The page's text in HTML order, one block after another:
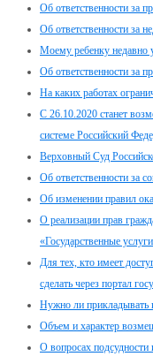
Об ответственности за
Об ответственности за
Моему ребенку недавно
Об ответственности за
На каких работах
С 26.10.2020 станет
системе Российский
Верховный Суд
Об ответственности за
Об изменении правил
О реализации прав
«Государственные
Для тех, кто имеет
сделать через портал
Нужно ли прикладывать
Объем и характер
О вопросах